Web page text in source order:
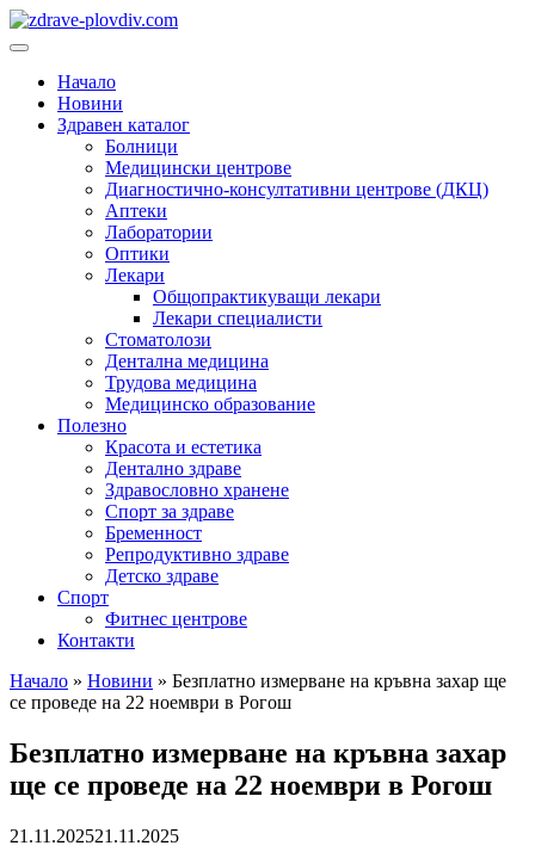
Преминете
към
Основно
Начало
Новини
Здравен каталог
Болници
Медицински центрове
Диагностично-консултативни центрове (ДКЦ)
Аптеки
Лаборатории
Оптики
Лекари
Общопрактикуващи лекари
Лекари специалисти
Стоматолози
Дентална медицина
Трудова медицина
Медицинско образование
Полезно
Красота и естетика
Дентално здраве
Здравословно хранене
Спорт за здраве
Бременност
Репродуктивно здраве
Детско здраве
Спорт
Фитнес центрове
Контакти
Начало » Новини » Безплатно измерване на кръвна захар ще
се проведе на 22 ноември в Рогош
Безплатно измерване на кръвна захар
ще се проведе на 22 ноември в Рогош
21.11.202521.11.2025